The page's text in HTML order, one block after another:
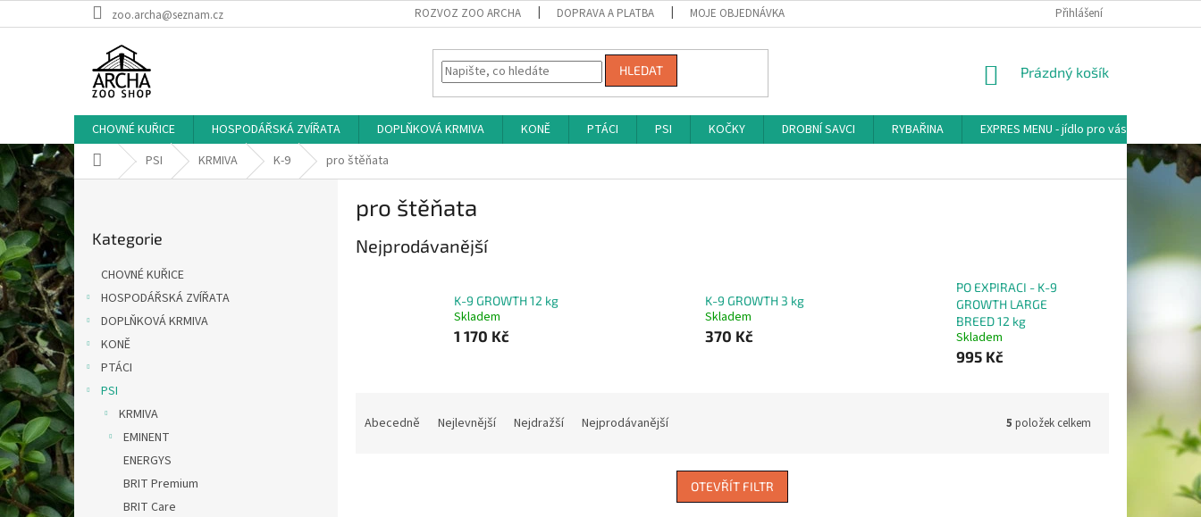
na
zoo.archa@seznam.cz ROZVOZ ZOO ARCHA DOPRAVA A PLATBA MOJE OBJEDNÁVKA Přihlášení
HLEDAT
NÁKUPNÍ
Prázdný košík
CHOVNÉ KUŘICE HOSPODÁŘSKÁ ZVÍŘATA DOPLŇKOVÁ KRMIVA KONĚ PTÁCI PSI KOČKY DROBNÍ SAVCI RYBAŘINA EXPRES MENU - jídlo pro vás
Domů PSI KRMIVA K-9 pro štěňata
o
s
t
r
n
n
p
a
n
e
l
kategorie
Kategorie
CHOVNÉ KUŘICE
HOSPODÁŘSKÁ ZVÍŘATA
DOPLŇKOVÁ KRMIVA
KONĚ
PTÁCI
PSI
KRMIVA
EMINENT
ENERGYS
BRIT Premium
BRIT Care
pro štěňata
Nejprodávanější
K-9 GROWTH 12 kg
Skladem
1 170 Kč
K-9 GROWTH 3 kg
Skladem
370 Kč
PO EXPIRACI - K-9
GROWTH LARGE
BREED 12 kg
Skladem
995 Kč
Abecedně Nejlevnější Nejdražší Nejprodávanější 5 položek celkem
OTEVŘÍT FILTR